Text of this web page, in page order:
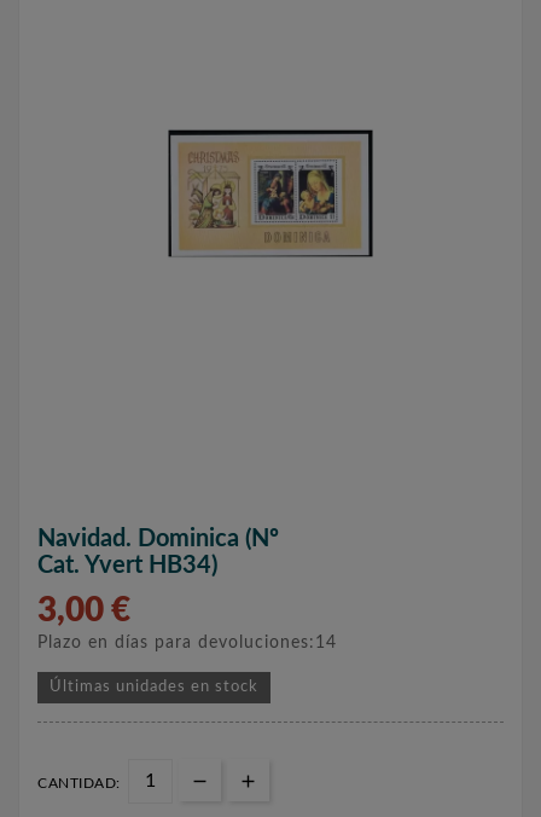
Navidad. Dominica (nº
Cat. Yvert HB34)
3,00 €
Plazo en días para devoluciones:14
Últimas unidades en stock
CANTIDAD: